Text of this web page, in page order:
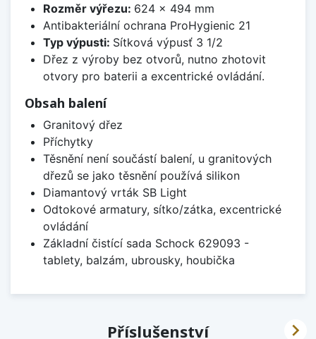
Rozměr výřezu: 624 x 494 mm
Antibakteriální ochrana ProHygienic 21
Typ výpusti: Sítková výpusť 3 1/2
Dřez z výroby bez otvorů, nutno zhotovit
otvory pro baterii a excentrické ovládání.
Obsah balení
Granitový dřez
Příchytky
Těsnění není součástí balení, u granitových
dřezů se jako těsnění používá silikon
Diamantový vrták SB Light
Odtokové armatury, sítko/zátka, excentrické
ovládání
Základní čistící sada Schock 629093 -
tablety, balzám, ubrousky, houbička
Příslušenství 